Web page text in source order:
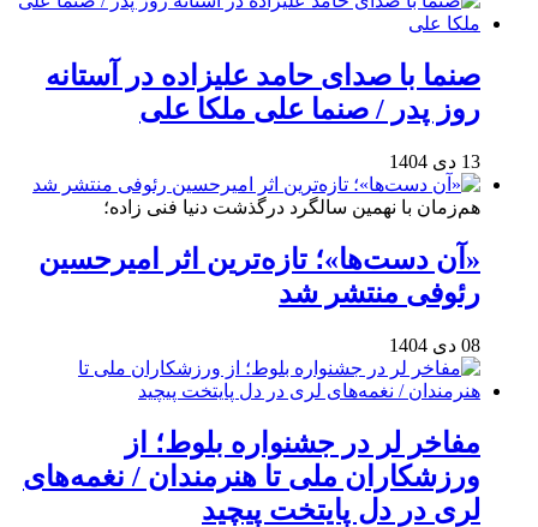
صنما با صدای حامد علیزاده در آستانه
روز پدر / صنما علی ملکا علی
13 دی 1404
هم‌زمان با نهمین سالگرد درگذشت دنیا فنی زاده؛
«آن دست‌ها»؛ تازه‌ترین اثر امیرحسین
رئوفی منتشر شد
08 دی 1404
مفاخر لر در جشنواره بلوط؛ از
ورزشکاران ملی تا هنرمندان / نغمه‌های
لری در دل پایتخت پیچید